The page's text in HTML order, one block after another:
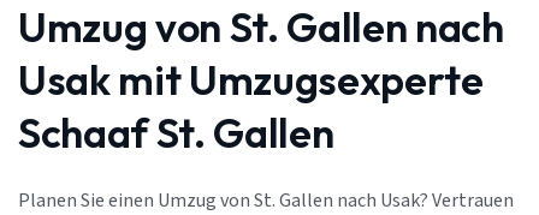
Umzug von St. Gallen nach
Usak mit Umzugsexperte
Schaaf St. Gallen
Planen Sie einen Umzug von St. Gallen nach Usak? Vertrauen